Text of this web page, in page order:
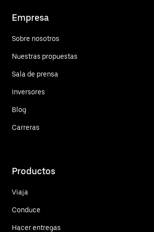
Empresa
Sobre nosotros
Nuestras propuestas
Sala de prensa
Inversores
Blog
Carreras
Productos
Viaja
Conduce
Hacer entregas